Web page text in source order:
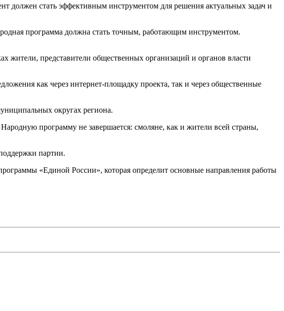
должен стать эффективным инструментом для решения актуальных задач и
программа должна стать точным, работающим инструментом.
жители, представители общественных организаций и органов власти
как через интернет-площадку проекта, так и через общественные
округах региона.
программу не завершается: смоляне, как и жители всей страны,
партии.
«Единой России», которая определит основные направления работы